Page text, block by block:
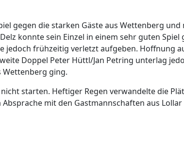
gegen die starken Gäste aus Wettenberg und
konnte sein Einzel in einem sehr guten Spiel
jedoch frühzeitig verletzt aufgeben. Hoffnung
Doppel Peter Hüttl/Jan Petring unterlag
Wettenberg ging.
starten. Heftiger Regen verwandelte die
mit den Gastmannschaften aus